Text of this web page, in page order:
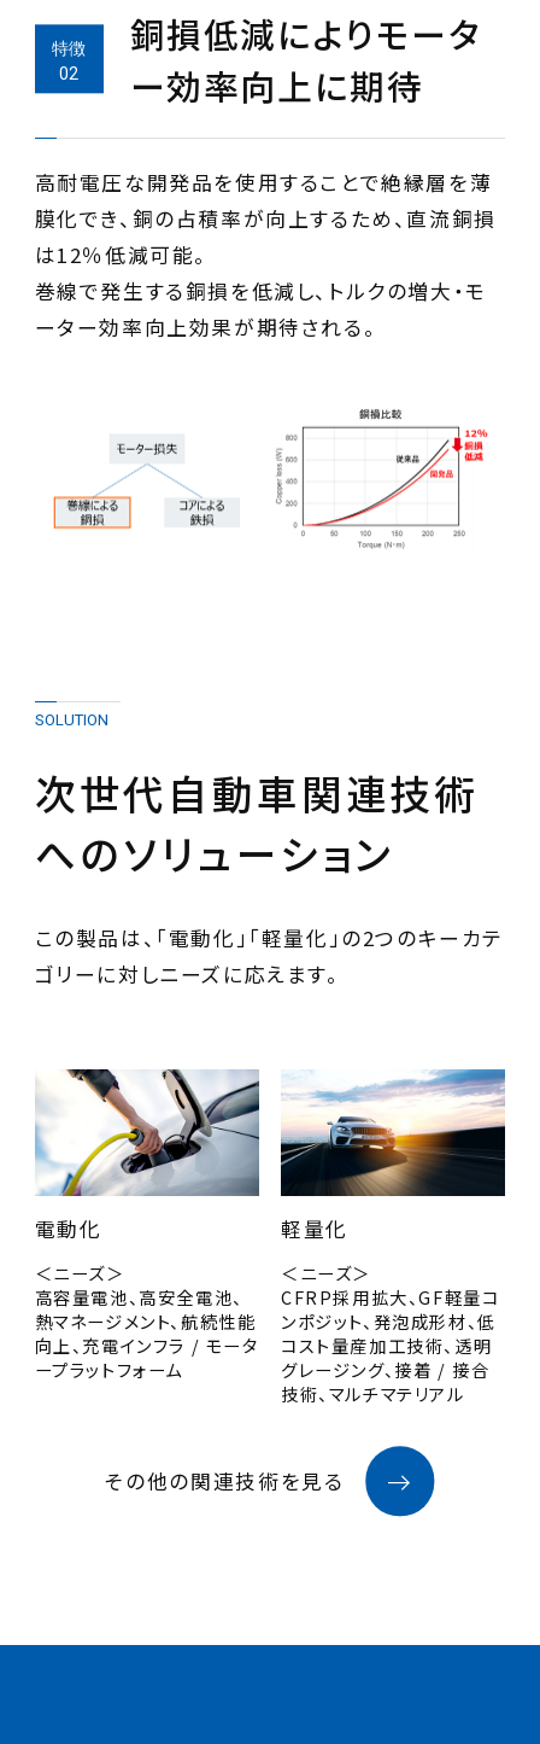
銅損低減によりモータ
ー効率向上に期待
高耐電圧な開発品を使用することで絶縁層を薄
膜化でき、銅の占積率が向上するため、直流銅損
は12％低減可能。
巻線で発生する銅損を低減し、トルクの増大・モ
ーター効率向上効果が期待される。
SOLUTION
次世代自動車関連技術
へのソリューション
この製品は、「電動化」「軽量化」の2つのキーカテ
ゴリーに対しニーズに応えます。
電動化
＜ニーズ＞
高容量電池、高安全電池、
熱マネージメント、航続性能
向上、充電インフラ / モータ
ープラットフォーム
軽量化
＜ニーズ＞
CFRP採用拡大、GF軽量コ
ンポジット、発泡成形材、低
コスト量産加工技術、透明
グレージング、接着 / 接合
技術、マルチマテリアル
その他の関連技術を見る